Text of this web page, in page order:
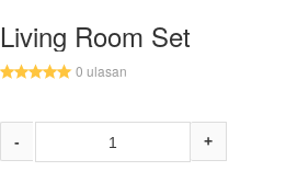
Living Room Set
0 ulasan
- +